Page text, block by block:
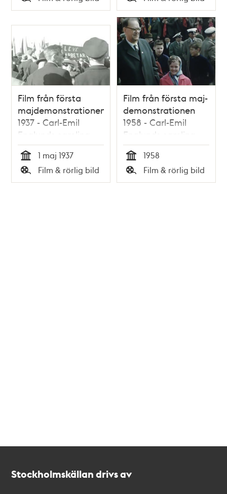
Typ Typ
Film från första
majdemonstrationen
1937 - Carl-Emil
Englunds samling
Tid
1 maj 1937
Typ
Film & rörlig bild
Film från första maj-
demonstrationen
1958 - Carl-Emil
Englunds samling
Tid
1958
Typ
Film & rörlig bild
Stockholmskällan drivs av